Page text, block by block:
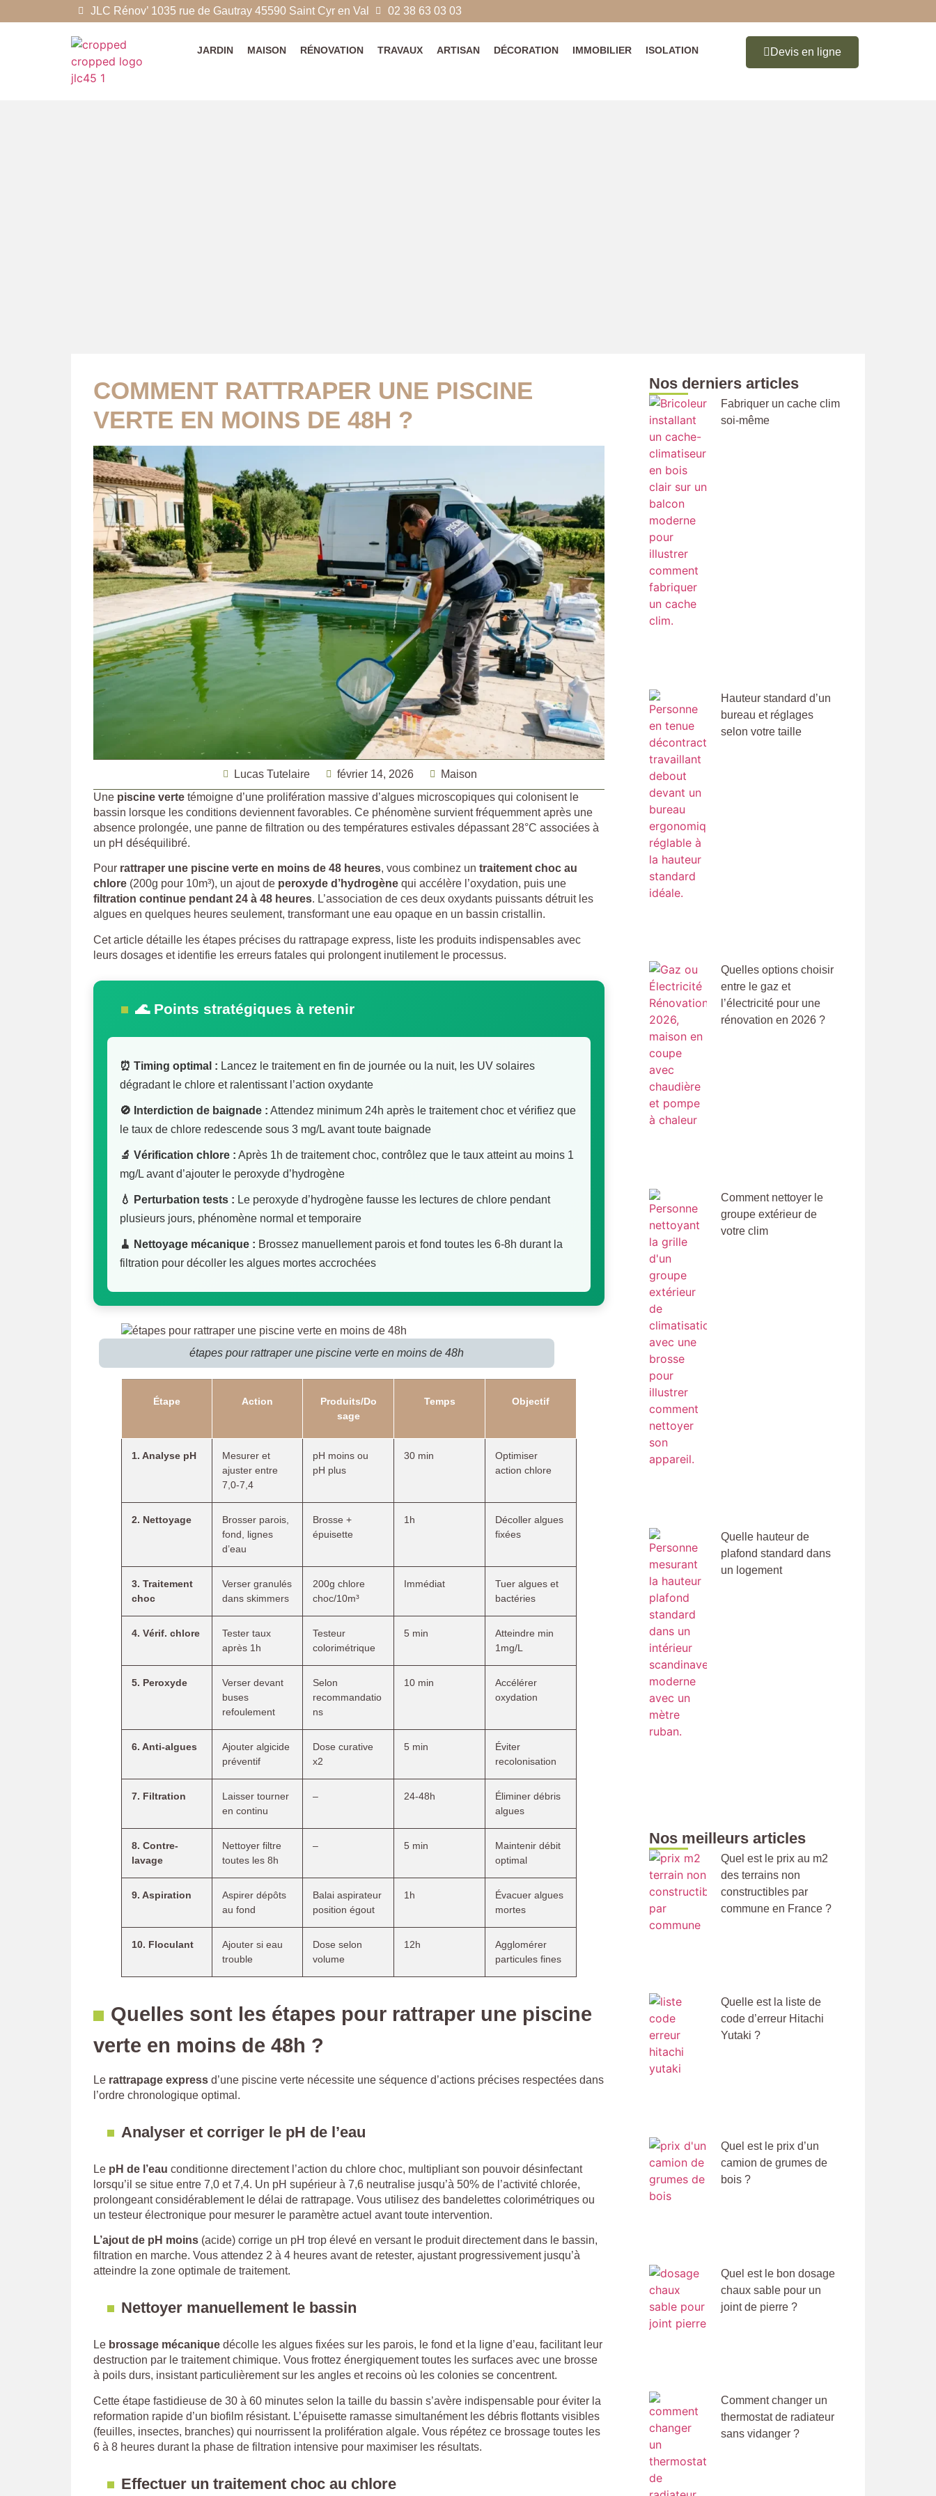
JLC Rénov’ 1035 rue de Gautray 45590 Saint Cyr en Val 02 38 63 03 03
JARDIN MAISON RÉNOVATION TRAVAUX ARTISAN DÉCORATION IMMOBILIER ISOLATION Devis en ligne
COMMENT RATTRAPER UNE PISCINE
VERTE EN MOINS DE 48H ?
Lucas Tutelaire février 14, 2026
Maison
Une piscine verte témoigne d’une prolifération massive d’algues microscopiques qui colonisent le
bassin lorsque les conditions deviennent favorables. Ce phénomène survient fréquemment après une
absence prolongée, une panne de filtration ou des températures estivales dépassant 28°C associées à
un pH déséquilibré.
Pour rattraper une piscine verte en moins de 48 heures, vous combinez un traitement choc au
chlore (200g pour 10m³), un ajout de peroxyde d’hydrogène qui accélère l’oxydation, puis une
filtration continue pendant 24 à 48 heures. L’association de ces deux oxydants puissants détruit les
algues en quelques heures seulement, transformant une eau opaque en un bassin cristallin.
Cet article détaille les étapes précises du rattrapage express, liste les produits indispensables avec
leurs dosages et identifie les erreurs fatales qui prolongent inutilement le processus.
🌊 Points stratégiques à retenir
⏰ Timing optimal : Lancez le traitement en fin de journée ou la nuit, les UV solaires
dégradant le chlore et ralentissant l’action oxydante
🚫 Interdiction de baignade : Attendez minimum 24h après le traitement choc et vérifiez que
le taux de chlore redescende sous 3 mg/L avant toute baignade
🔬 Vérification chlore : Après 1h de traitement choc, contrôlez que le taux atteint au moins 1
mg/L avant d’ajouter le peroxyde d’hydrogène
💧 Perturbation tests : Le peroxyde d’hydrogène fausse les lectures de chlore pendant
plusieurs jours, phénomène normal et temporaire
🧹 Nettoyage mécanique : Brossez manuellement parois et fond toutes les 6-8h durant la
filtration pour décoller les algues mortes accrochées
étapes pour rattraper une piscine verte en moins de 48h
Étape Action
Produits/Do
sage
Temps Objectif
1. Analyse pH
Mesurer et
ajuster entre
7,0-7,4
pH moins ou
pH plus
30 min
Optimiser
action chlore
2. Nettoyage
Brosser parois,
fond, lignes
d’eau
Brosse +
épuisette
1h
Décoller algues
fixées
3. Traitement
choc
Verser granulés
dans skimmers
200g chlore
choc/10m³
Immédiat
Tuer algues et
bactéries
4. Vérif. chlore
Tester taux
après 1h
Testeur
colorimétrique
5 min
Atteindre min
1mg/L
5. Peroxyde
Verser devant
buses
refoulement
Selon
recommandatio
ns
10 min
Accélérer
oxydation
6. Anti-algues
Ajouter algicide
préventif
Dose curative
x2
5 min
Éviter
recolonisation
7. Filtration
Laisser tourner
en continu
– 24-48h
Éliminer débris
algues
8. Contre-
lavage
Nettoyer filtre
toutes les 8h
– 5 min
Maintenir débit
optimal
9. Aspiration
Aspirer dépôts
au fond
Balai aspirateur
position égout
1h
Évacuer algues
mortes
10. Floculant
Ajouter si eau
trouble
Dose selon
volume
12h
Agglomérer
particules fines
Quelles sont les étapes pour rattraper une piscine
verte en moins de 48h ?
Le rattrapage express d’une piscine verte nécessite une séquence d’actions précises respectées dans
l’ordre chronologique optimal.
Analyser et corriger le pH de l’eau
Le pH de l’eau conditionne directement l’action du chlore choc, multipliant son pouvoir désinfectant
lorsqu’il se situe entre 7,0 et 7,4. Un pH supérieur à 7,6 neutralise jusqu’à 50% de l’activité chlorée,
prolongeant considérablement le délai de rattrapage. Vous utilisez des bandelettes colorimétriques ou
un testeur électronique pour mesurer le paramètre actuel avant toute intervention.
L’ajout de pH moins (acide) corrige un pH trop élevé en versant le produit directement dans le bassin,
filtration en marche. Vous attendez 2 à 4 heures avant de retester, ajustant progressivement jusqu’à
atteindre la zone optimale de traitement.
Nettoyer manuellement le bassin
Le brossage mécanique décolle les algues fixées sur les parois, le fond et la ligne d’eau, facilitant leur
destruction par le traitement chimique. Vous frottez énergiquement toutes les surfaces avec une brosse
à poils durs, insistant particulièrement sur les angles et recoins où les colonies se concentrent.
Cette étape fastidieuse de 30 à 60 minutes selon la taille du bassin s’avère indispensable pour éviter la
reformation rapide d’un biofilm résistant. L’épuisette ramasse simultanément les débris flottants visibles
(feuilles, insectes, branches) qui nourrissent la prolifération algale. Vous répétez ce brossage toutes les
6 à 8 heures durant la phase de filtration intensive pour maximiser les résultats.
Effectuer un traitement choc au chlore
Nos derniers articles
Fabriquer un cache clim
soi-même
Hauteur standard d’un
bureau et réglages
selon votre taille
Quelles options choisir
entre le gaz et
l’électricité pour une
rénovation en 2026 ?
Comment nettoyer le
groupe extérieur de
votre clim
Quelle hauteur de
plafond standard dans
un logement
Nos meilleurs articles
Quel est le prix au m2
des terrains non
constructibles par
commune en France ?
Quelle est la liste de
code d’erreur Hitachi
Yutaki ?
Quel est le prix d’un
camion de grumes de
bois ?
Quel est le bon dosage
chaux sable pour un
joint de pierre ?
Comment changer un
thermostat de radiateur
sans vidanger ?